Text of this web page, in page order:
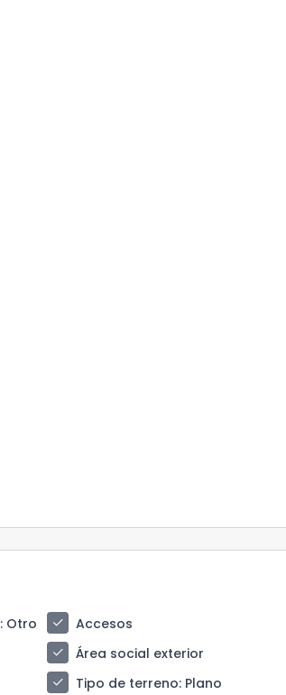
: Otro check
Accesos
check
Área social exterior
check Tipo de terreno: Plano